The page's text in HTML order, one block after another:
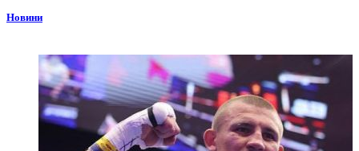
Новини